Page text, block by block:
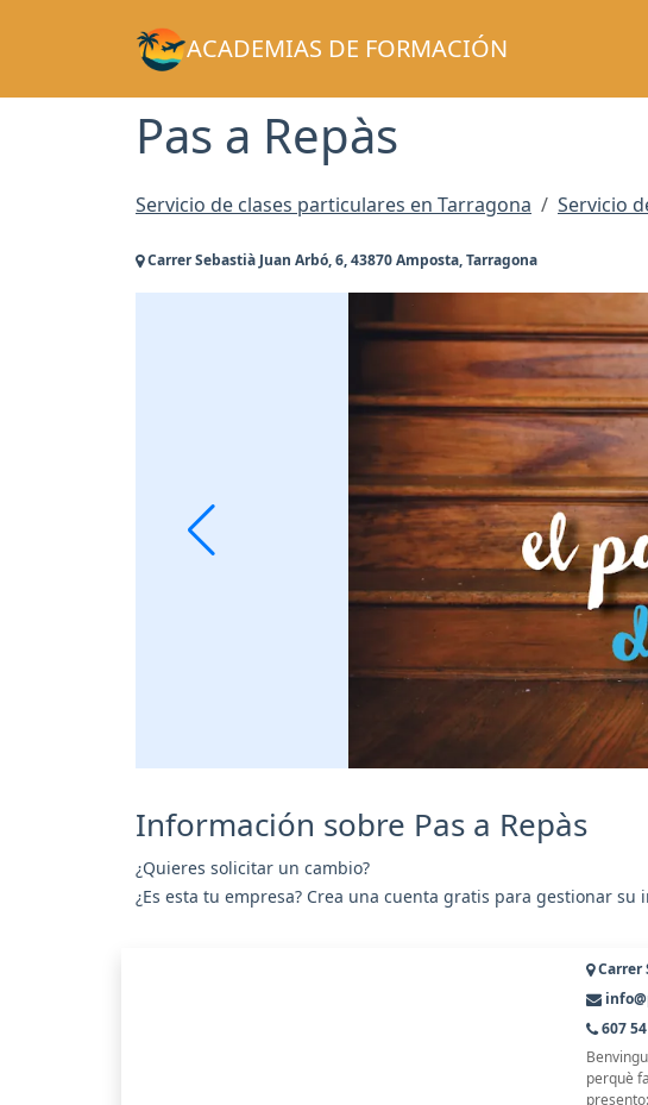
ACADEMIAS DE FORMACIÓN
Pas a Repàs
Servicio de clases particulares en Tarragona Servicio
Carrer Sebastià Juan Arbó, 6, 43870 Amposta, Tarragona
Información sobre Pas a Repàs
¿Quieres solicitar un cambio?
¿Es esta tu empresa? Crea una cuenta gratis para gestionar su
Carrer
607
perquè